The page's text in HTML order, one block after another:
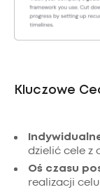
Kluczowe
dzielić cele z
Oś czasu
realizacji